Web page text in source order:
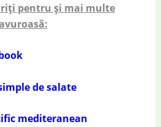
pentru și mai multe
de salate
mediteranean